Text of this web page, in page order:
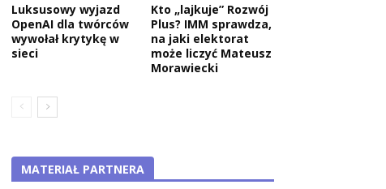
Luksusowy wyjazd
OpenAI dla twórców
wywołał krytykę w
sieci
Kto „lajkuje” Rozwój
Plus? IMM sprawdza,
na jaki elektorat
może liczyć Mateusz
Morawiecki
MATERIAŁ PARTNERA